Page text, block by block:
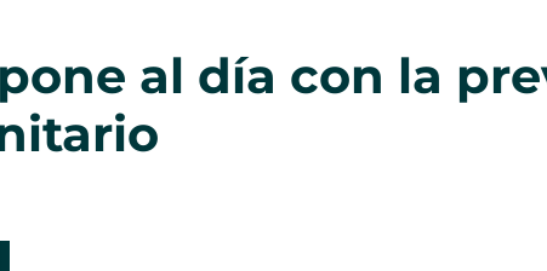
al día con la